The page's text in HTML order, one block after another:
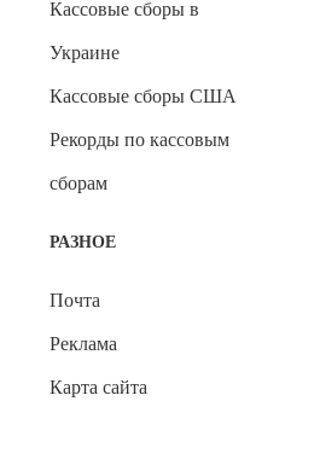
Кассовые сборы в
Украине
Кассовые сборы США
Рекорды по кассовым
сборам
РАЗНОЕ
Почта
Реклама
Карта сайта